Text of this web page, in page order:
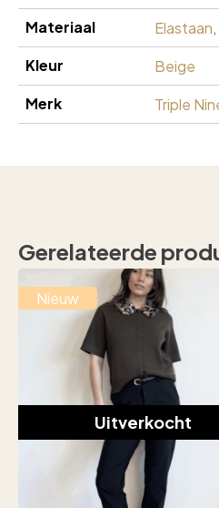
Materiaal Elastaan,
Kleur
Beige
Merk
Triple
Gerelateerde
Nieuw
Uitverkocht